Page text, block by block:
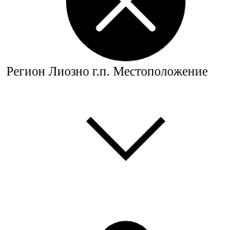
Регион Лиозно г.п. Местоположение